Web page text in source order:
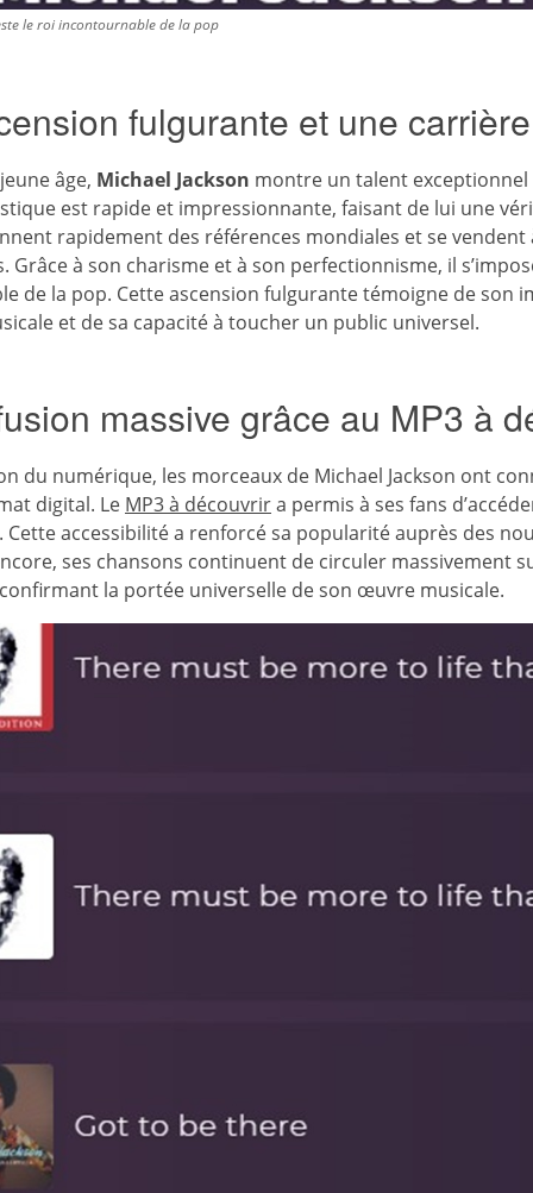
le roi incontournable de la pop
fulgurante et une
âge, Michael Jackson montre un talent
est rapide et impressionnante, faisant de lui une
rapidement des références mondiales et se vendent
Grâce à son charisme et à son perfectionnisme, il
de la pop. Cette ascension fulgurante témoigne de son
et de sa capacité à toucher un public universel.
massive grâce au MP3 à
du numérique, les morceaux de Michael Jackson ont
digital. Le MP3 à découvrira permis à ses fans
Cette accessibilité a renforcé sa popularité auprès des
ses chansons continuent de circuler massivement
la portée universelle de son œuvre musicale.